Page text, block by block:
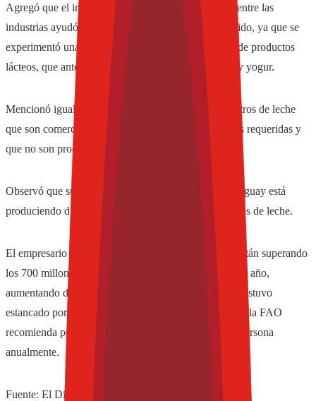
Agregó que el interés y la competitividad desatados entre las
industrias ayudó para que el consumidor sea favorecido, ya que se
experimentó una mayor diversificación de las líneas de productos
lácteos, que anteriormente se concentraban en leche y yogur.
Mencionó igualmente que existen cerca de 400 mil litros de leche
que son comercializados sin las condiciones sanitarias requeridas y
que no son procesados.
Observó que sumando este volumen, fácilmente, Paraguay está
produciendo diariamente cerca de 1,9 millones de litros de leche.
El empresario subrayó que con estas cifras ahora se están superando
los 700 millones de litros de leche comercializados por año,
aumentando de esta forma el consumo per cápita que estuvo
estancado por varios años en 80 litros anuales, cuando la FAO
recomienda por lo menos 150 litros de consumo por persona
anualmente.
Fuente: El Diario de Hoy